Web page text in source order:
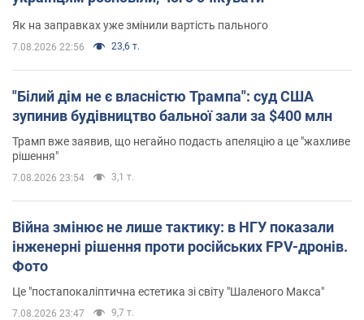
Як на заправках уже змінили вартість пального
7.08.2026 22:56 23,6 т.
"Білий дім не є власністю Трампа": суд США
зупинив будівництво бальної зали за $400 млн
Трамп вже заявив, що негайно подасть апеляцію а це "жахливе
рішення"
7.08.2026 23:54 3,1 т.
Війна змінює не лише тактику: в НГУ показали
інженерні рішення проти російських FPV-дронів.
Фото
Це "постапокаліптична естетика зі світу "Шаленого Макса"
7.08.2026 23:47 9,7 т.